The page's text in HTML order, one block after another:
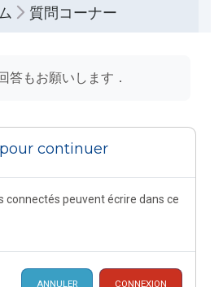
質問コーナー
答もお願いします．
continuer
connectés peuvent écrire dans ce
ANNULER CONNEXION